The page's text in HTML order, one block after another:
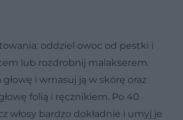
oddziel owoc od pestki i
lub rozdrobnij malakserem.
głowę i wmasuj ją w skórę oraz
folią i ręcznikiem. Po 40
włosy bardzo dokładnie i umyj je